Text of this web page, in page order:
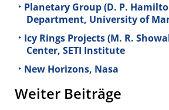
Planetary Group (D. P.
Department, University of
Icy Rings Projects (M. R.
Center, SETI Institute
New Horizons, Nasa
Weiter Beiträge